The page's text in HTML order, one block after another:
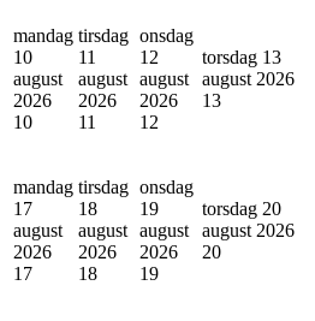
mandag
10
august
2026
10
tirsdag
11
august
2026
11
onsdag
12
august
2026
12
torsdag 13
august 2026
13
mandag
17
august
2026
17
tirsdag
18
august
2026
18
onsdag
19
august
2026
19
torsdag 20
august 2026
20